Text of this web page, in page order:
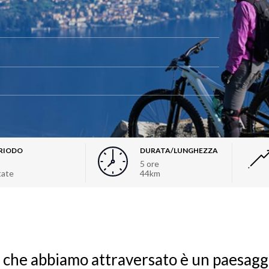
DURATA/LUNGHEZZA
5 ore
44km
abbiamo attraversato è un